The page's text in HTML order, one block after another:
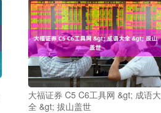
大福证券 C5 C6工具网 &gt; 成语大
全 &gt; 拔山盖世